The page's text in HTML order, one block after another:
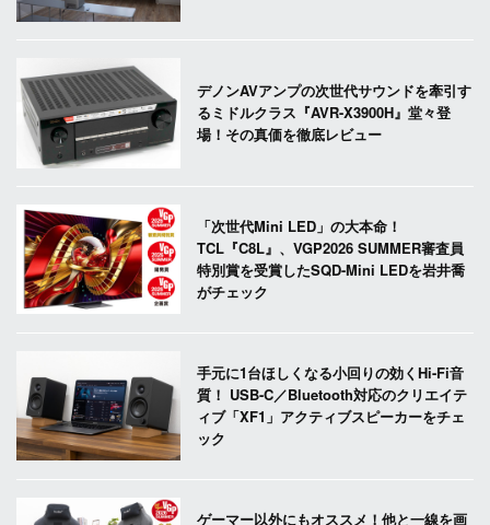
デノンAVアンプの次世代サウンドを牽引す
るミドルクラス『AVR-X3900H』堂々登
場！その真価を徹底レビュー
「次世代Mini LED」の大本命！
TCL『C8L』、VGP2026 SUMMER審査員
特別賞を受賞したSQD-Mini LEDを岩井喬
がチェック
手元に1台ほしくなる小回りの効くHi-Fi音
質！ USB-C／Bluetooth対応のクリエイテ
ィブ「XF1」アクティブスピーカーをチェ
ック
ゲーマー以外にもオススメ！他と一線を画